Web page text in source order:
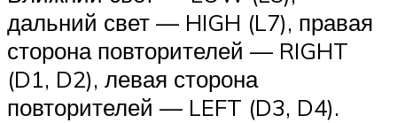
дальний свет — HIGH (L7), правая
сторона повторителей — RIGHT
(D1, D2), левая сторона
повторителей — LEFT (D3, D4).